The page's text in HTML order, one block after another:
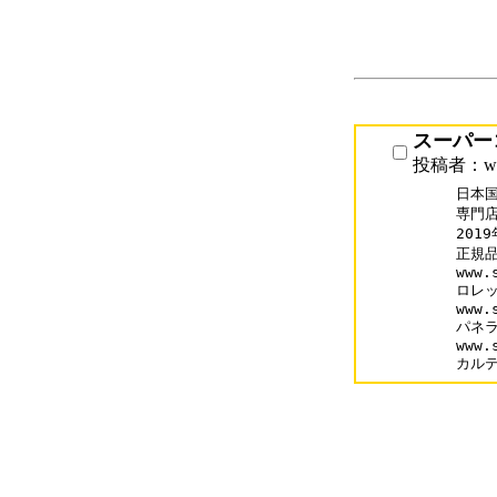
スーパ
投稿者：
日本
専門
2019
正規
ロレ
パネ